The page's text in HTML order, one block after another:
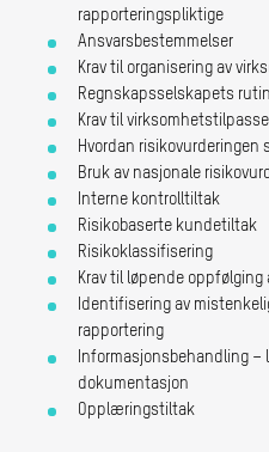
rapporteringspliktige
Ansvarsbestemmelser
Krav til organisering av
Regnskapsselskapets
Krav til
Hvordan
Bruk av nasjonale
Interne kontrolltiltak
Risikobaserte kundetiltak
Risikoklassifisering
Krav til løpende oppfølging
Identifisering av
rapportering
Informasjonsbehandling –
dokumentasjon
Opplæringstiltak